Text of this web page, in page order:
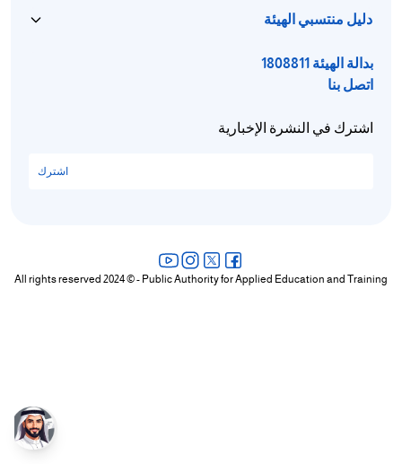
دليل منتسبي الهيئة
بدالة الهيئة 1808811
اتصل بنا
اشترك في النشرة الإخبارية
اشترك
All rights reserved 2024 © - Public Authority for Applied Education and Training